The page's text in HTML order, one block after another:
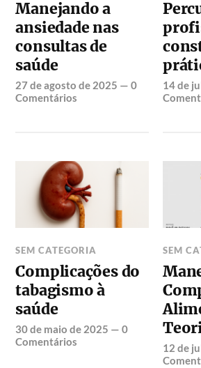
Manejando a
ansiedade nas
consultas de
saúde
27 de agosto de 2025 —0
Comentários
14 de
SEM CATEGORIA
Complicações do
tabagismo à
saúde
30 de maio de 2025 —0
Comentários
SEM
12 de